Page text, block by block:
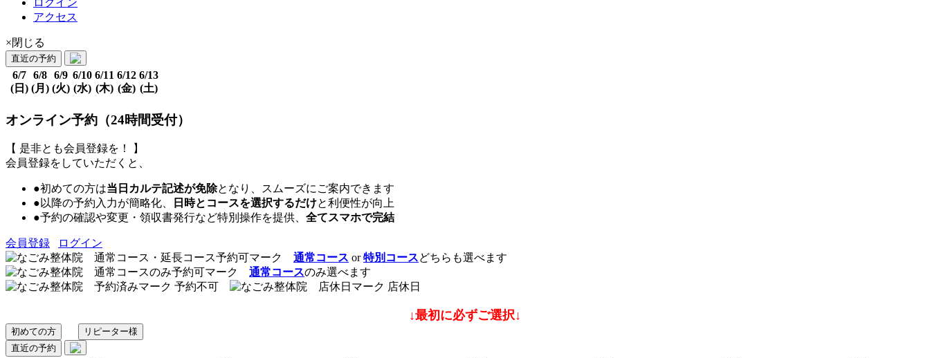
ログイン
アクセス
×閉じる
直近の予約
6/7
(日)
6/8
(月)
6/9
(火)
6/10
(水)
6/11
(木)
6/12
(金)
6/13
(土)
オンライン予約（24時間受付）
【 是非とも会員登録を！ 】
会員登録をしていただくと、
●初めての方は当日カルテ記述が免除となり、スムーズにご案内できます
●以降の予約入力が簡略化、
日時とコースを選択するだけと利便性が向上
●予約の確認や変更・領収書発行など特別操作を提供、 全てスマホで完結
会員登録
ログイン
通常コース or特別コースどちらも選べます
通常コースのみ選べます
予約不可
店休日
↓最初に必ずご選択↓
初めての方
リピーター様
直近の予約